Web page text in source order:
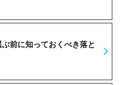
前に知っておくべき落と